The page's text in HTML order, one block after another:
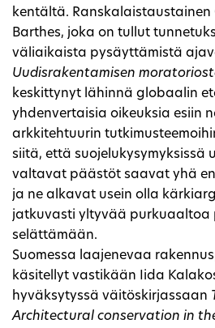
kentältä.
Barthes, joka on tullut
väliaikaista pysäyttämistä
Uudisrakentamisen
keskittynyt lähinnä globaalin
yhdenvertaisia oikeuksia esiin
arkkitehtuurin
siitä, että suojelukysymyksissä
valtavat päästöt saavat yhä
ja ne alkavat usein olla
jatkuvasti yltyvää purkuaaltoa
selättämään.
Suomessa laajenevaa
käsitellyt vastikään Iida
hyväksytyssä väitöskirjassaan
Architectural conservation in